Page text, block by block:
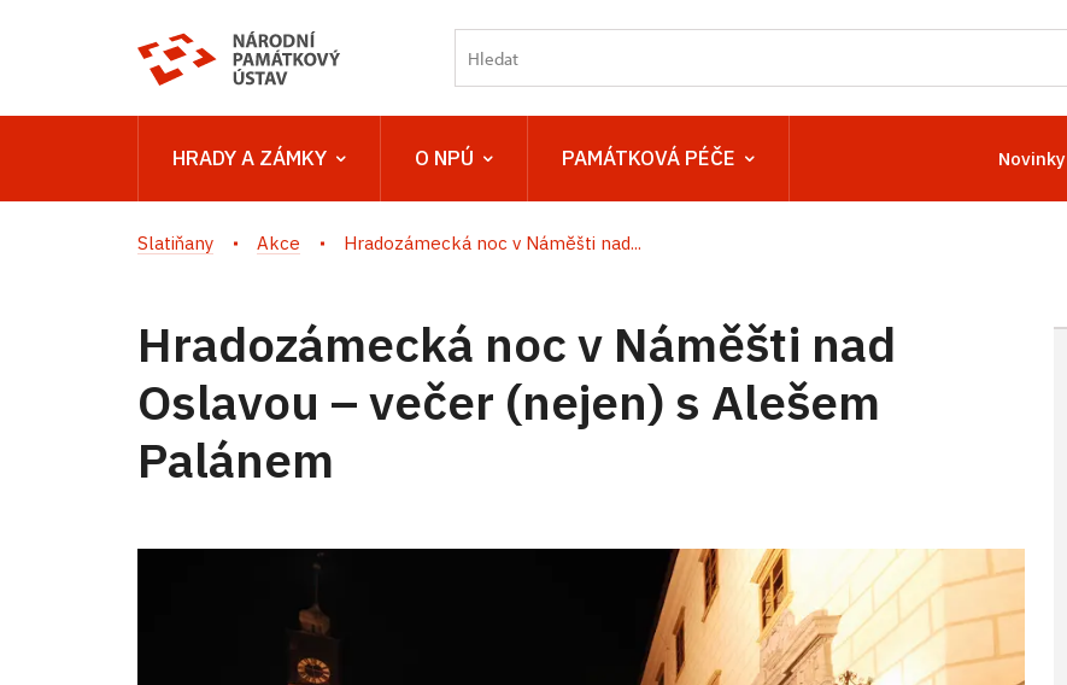
HRADY A ZÁMKY O NPÚ PAMÁTKOVÁ PÉČE Novinky
Slatiňany Akce Hradozámecká noc v Náměšti nad...
Hradozámecká noc v Náměšti nad
Oslavou – večer (nejen) s Alešem
Palánem